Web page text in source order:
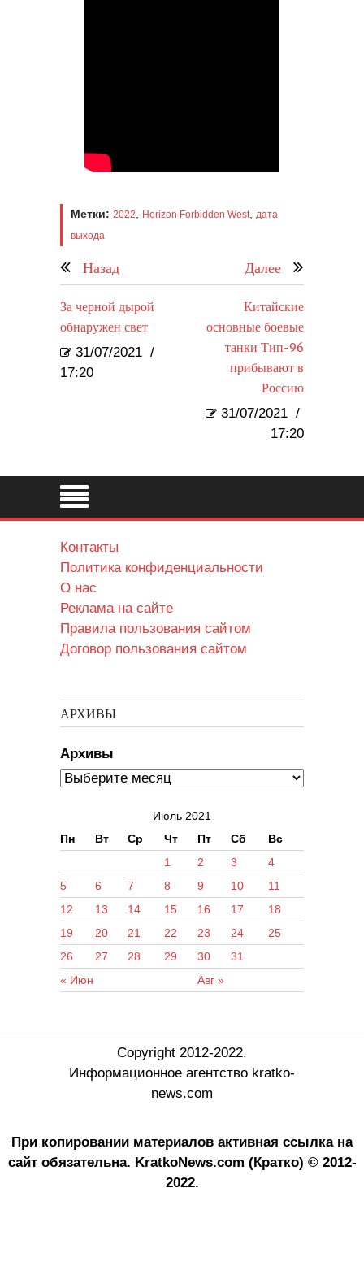
Метки: 2022 Horizon Forbidden West
дата
выхода
Назад Далее
За черной дырой
обнаружен свет
31/07/2021 /
17:20
Китайские
основные боевые
танки Тип-96
прибывают в
Россию
31/07/2021 /
17:20
Контакты
Политика конфиденциальности
О нас
Реклама на сайте
Правила пользования сайтом
Договор пользования сайтом
АРХИВЫ
Архивы
Июль 2021
Пн
Вт Ср Чт Пт Сб Вс
« Июн Авг »
1 2 3
4
5
6 7 8 9 10
11
12
13 14 15 16 17
18
19
20 21 22 23 24
25
26
27 28 29 30 31
Copyright 2012-2022.
Информационное агентство kratko-
news.com
При копировании материалов активная ссылка на
сайт обязательна. KratkoNews.com (Кратко) © 2012-
2022.